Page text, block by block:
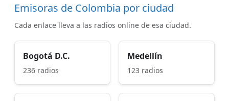
Emisoras de Colombia por ciudad
Cada enlace lleva a las radios online de esa ciudad.
Bogotá D.C.
236 radios
Medellín
123 radios